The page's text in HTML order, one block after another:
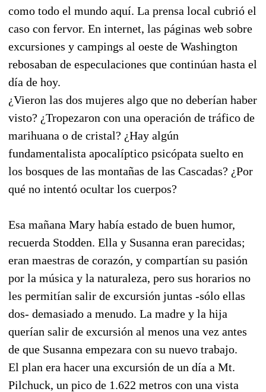
como todo el mundo aquí. La prensa local cubrió el
caso con fervor. En internet, las páginas web sobre
excursiones y campings al oeste de Washington
rebosaban de especulaciones que continúan hasta el
día de hoy.
¿Vieron las dos mujeres algo que no deberían haber
visto? ¿Tropezaron con una operación de tráfico de
marihuana o de cristal? ¿Hay algún
fundamentalista apocalíptico psicópata suelto en
los bosques de las montañas de las Cascadas? ¿Por
qué no intentó ocultar los cuerpos?
Esa mañana Mary había estado de buen humor,
recuerda Stodden. Ella y Susanna eran parecidas;
eran maestras de corazón, y compartían su pasión
por la música y la naturaleza, pero sus horarios no
les permitían salir de excursión juntas -sólo ellas
dos- demasiado a menudo. La madre y la hija
querían salir de excursión al menos una vez antes
de que Susanna empezara con su nuevo trabajo.
El plan era hacer una excursión de un día a Mt.
Pilchuck, un pico de 1.622 metros con una vista